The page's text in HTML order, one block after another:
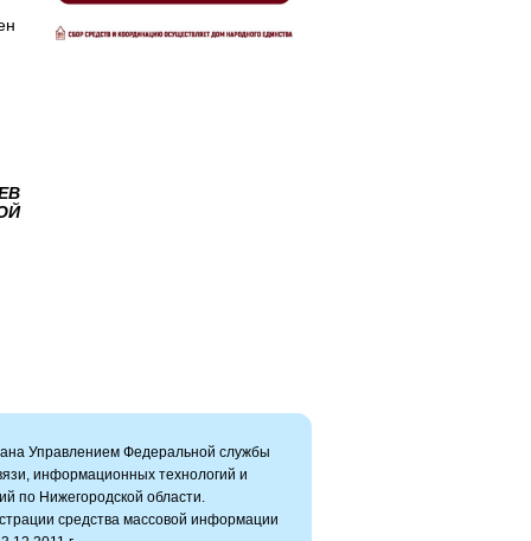
Управлением Федеральной службы
информационных технологий и
по Нижегородской области.
средства массовой информации